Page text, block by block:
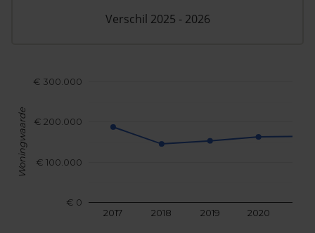
2017 2018 2019 2020
€ 0
€ 100.000
€ 200.000
€ 300.000
Woningwaarde
Verschil 2025 - 2026